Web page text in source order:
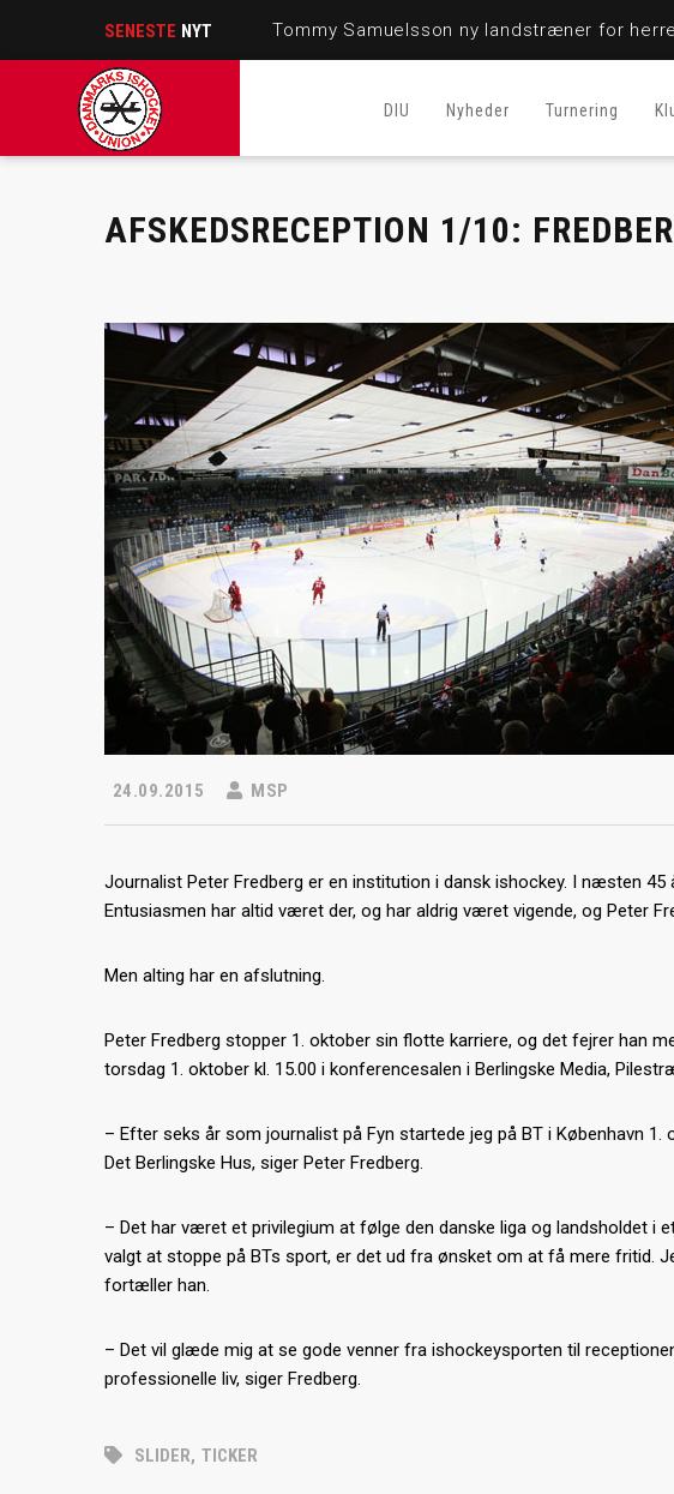
SENESTE NYT Tommy Samuelsson ny landstræner for
DIU Nyheder Turnering
AFSKEDSRECEPTION 1/10:
24.09.2015 MSP
Journalist Peter Fredberg er en institution i dansk ishockey. I næsten
Entusiasmen har altid været der, og har aldrig været vigende, og Peter
Men alting har en afslutning.
Peter Fredberg stopper 1. oktober sin flotte karriere, og det fejrer han
torsdag 1. oktober kl. 15.00 i konferencesalen i Berlingske Media,
– Efter seks år som journalist på Fyn startede jeg på BT i København
Det Berlingske Hus, siger Peter Fredberg.
– Det har været et privilegium at følge den danske liga og landsholdet i
valgt at stoppe på BTs sport, er det ud fra ønsket om at få mere fritid.
fortæller han.
– Det vil glæde mig at se gode venner fra ishockeysporten til
professionelle liv, siger Fredberg.
SLIDER, TICKER